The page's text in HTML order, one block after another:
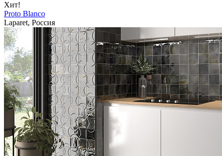
Хит!
Proto Blanco
Laparet, Россия